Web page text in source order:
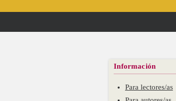
Información
Para lectores/as